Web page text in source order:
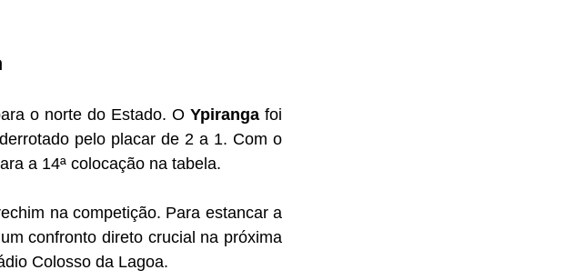
o norte do Estado. O Ypiranga foi
pelo placar de 2 a 1. Com o
a 14ª colocação na tabela.
na competição. Para estancar a
confronto direto crucial na próxima
Colosso da Lagoa.